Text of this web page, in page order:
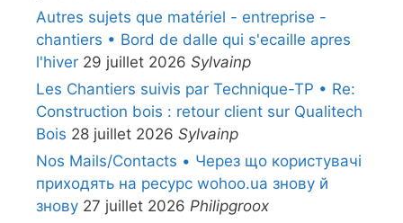
Autres sujets que matériel - entreprise -
chantiers • Bord de dalle qui s'ecaille apres
l'hiver 29 juillet 2026 Sylvainp
Les Chantiers suivis par Technique-TP • Re:
Construction bois : retour client sur Qualitech
Bois 28 juillet 2026 Sylvainp
Nos Mails/Contacts • Через що користувачі
приходять на ресурс wohoo.ua знову й
знову 27 juillet 2026 Philipgroox